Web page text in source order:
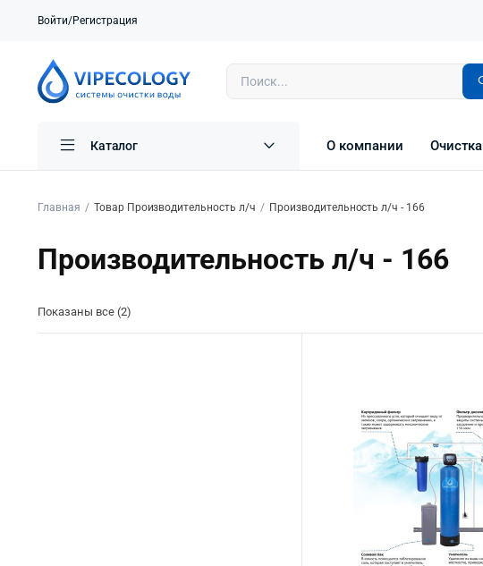
Войти/Регистрация
Каталог О компании
Главная Товар Производительность л/ч Производительность л/ч - 166
Производительность л/ч - 166
Показаны все (2)